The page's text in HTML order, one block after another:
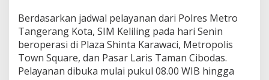
Berdasarkan jadwal pelayanan dari Polres Metro
Tangerang Kota, SIM Keliling pada hari Senin
beroperasi di Plaza Shinta Karawaci, Metropolis
Town Square, dan Pasar Laris Taman Cibodas.
Pelayanan dibuka mulai pukul 08.00 WIB hingga